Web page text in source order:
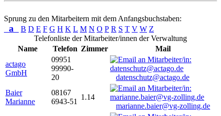
Sprung zu den Mitarbeitern mit dem Anfangsbuchstaben:
a B D E F G H K L M N O P R S T V W Z
Telefonliste der Mitarbeiter/innen der Verwaltung
Name
Telefon Zimmer
Mail
actago
GmbH
09951
99990-
20
datenschutz@actago.de
Baier
Marianne
08167
6943-51
1.14
marianne.baier@vg-zolling.de